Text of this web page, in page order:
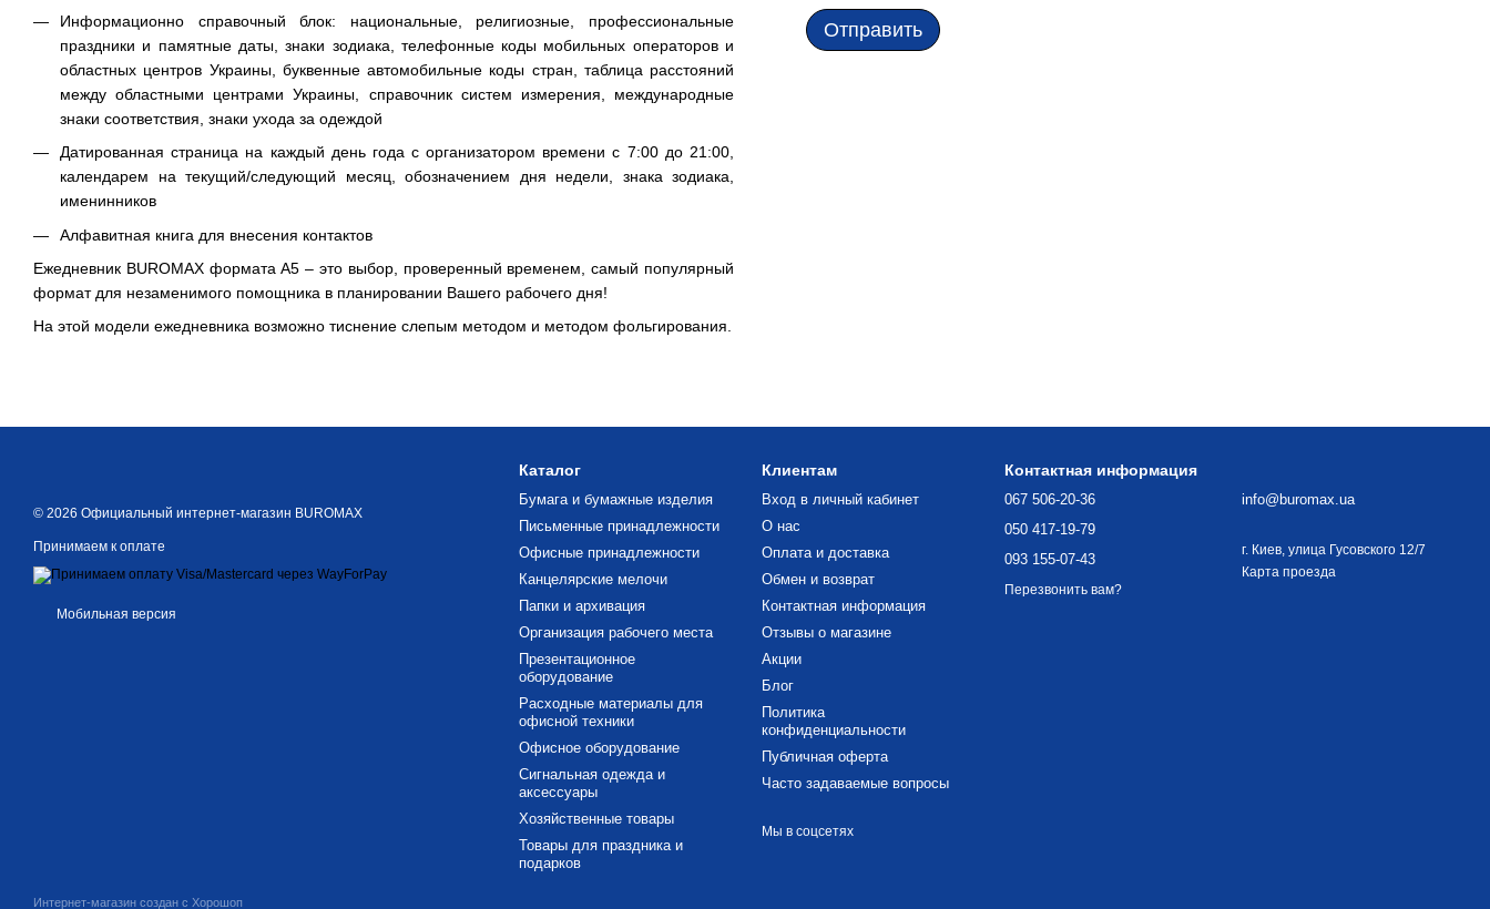
Информационно справочный блок: национальные, религиозные, профессиональные
праздники и памятные даты, знаки зодиака, телефонные коды мобильных операторов и
областных центров Украины, буквенные автомобильные коды стран, таблица расстояний
между областными центрами Украины, справочник систем измерения, международные
знаки соответствия, знаки ухода за одеждой
Датированная страница на каждый день года с организатором времени с 7:00 до 21:00,
календарем на текущий/следующий месяц, обозначением дня недели, знака зодиака,
именинников
Алфавитная книга для внесения контактов
Ежедневник BUROMAX формата А5 – это выбор, проверенный временем, самый популярный
формат для незаменимого помощника в планировании Вашего рабочего дня!
На этой модели ежедневника возможно тиснение слепым методом и методом фольгирования.
Отправить
© 2026 Официальный интернет-магазин BUROMAX
Принимаем к оплате
Мобильная версия
Интернет-магазин создан с Хорошоп
Каталог
Бумага и бумажные изделия
Письменные принадлежности
Офисные принадлежности
Канцелярские мелочи
Папки и архивация
Организация рабочего места
Презентационное
оборудование
Расходные материалы для
офисной техники
Офисное оборудование
Сигнальная одежда и
аксессуары
Хозяйственные товары
Товары для праздника и
подарков
Клиентам
Вход в личный кабинет
О нас
Оплата и доставка
Обмен и возврат
Контактная информация
Отзывы о магазине
Акции
Блог
Политика
конфиденциальности
Публичная оферта
Часто задаваемые вопросы
Мы в соцсетях
Контактная информация
067 506-20-36
050 417-19-79
093 155-07-43
Перезвонить вам?
info@buromax.ua
г. Киев, улица Гусовского 12/7
Карта проезда